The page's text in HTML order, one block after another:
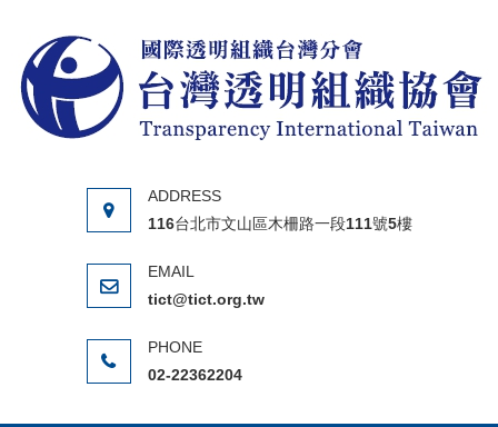
116台北市文山區木柵路一段111號5樓
tict@tict.org.tw
02-22362204